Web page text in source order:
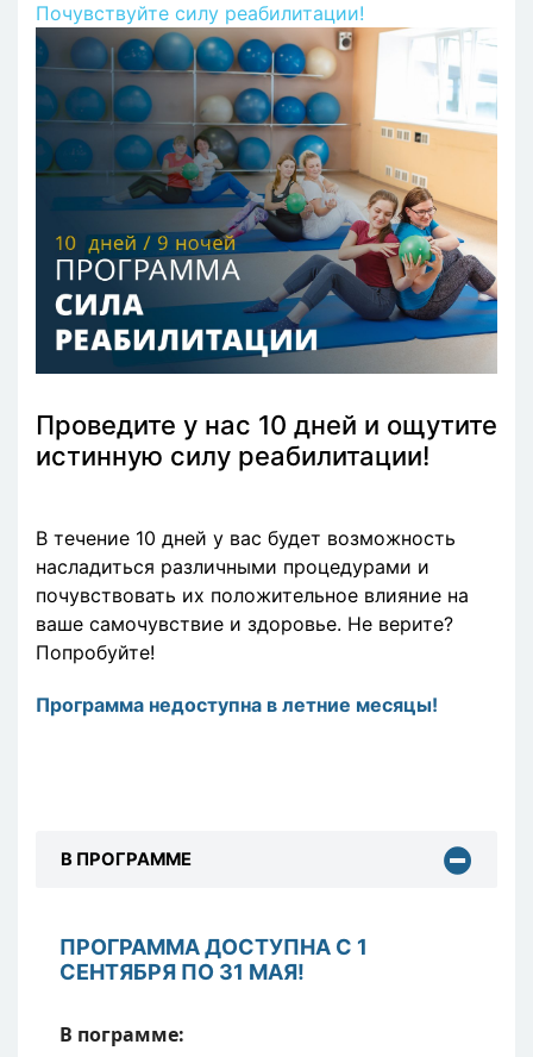
Почувствуйте силу реабилитации!
Проведите у нас 10 дней и ощутите
истинную силу реабилитации!
В течение 10 дней у вас будет возможность
насладиться различными процедурами и
почувствовать их положительное влияние на
ваше самочувствие и здоровье. Не верите?
Попробуйте!
Программа недоступна в летние месяцы!
В ПРОГРАММЕ
ПРОГРАММА ДОСТУПНА С 1
СЕНТЯБРЯ ПО 31 МАЯ!
В пограмме: